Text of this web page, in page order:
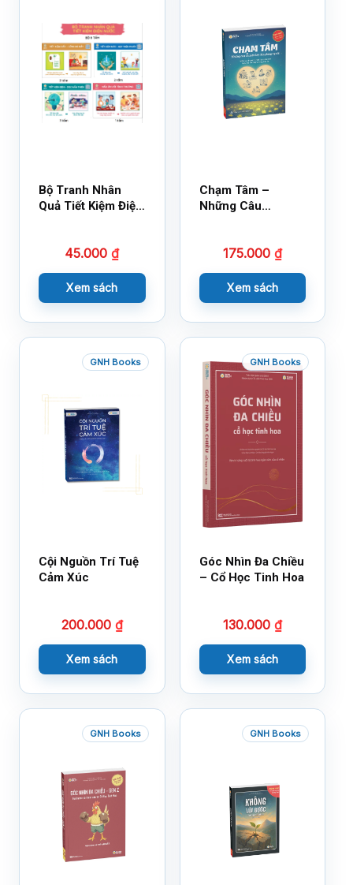
Bộ Tranh Nhân
Quả Tiết Kiệm Điện
45.000₫
Xem sách
Chạm Tâm –
Những Câu
175.000 ₫
Xem sách
GNH Books
Cội Nguồn Trí Tuệ
Cảm Xúc
200.000 ₫
Xem sách
GNH Books
Góc Nhìn Đa Chiều
– Cổ Học Tinh Hoa
130.000 ₫
Xem sách
GNH Books GNH Books